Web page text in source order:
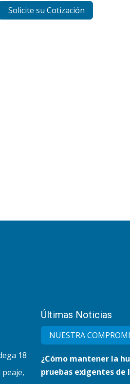
Solicite su Cotización
Últimas Noticias
NUESTRA
¿Cómo mantener la
pruebas exigentes de
18
peaje,